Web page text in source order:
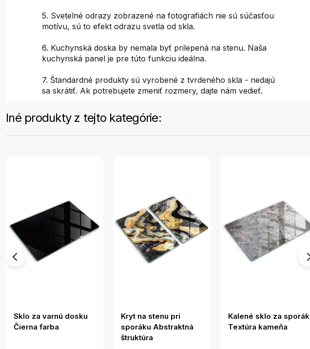
5. Svetelné odrazy zobrazené na fotografiách nie sú súčasťou
motívu, sú to efekt odrazu svetla od skla.
6. Kuchynská doska by nemala byť prilepená na stenu. Naša
kuchynská panel je pre túto funkciu ideálna.
7. Štandardné produkty sú vyrobené z tvrdeného skla - nedajú
sa skrátiť. Ak potrebujete zmeniť rozmery, dajte nám vedieť.
Iné produkty z tejto kategórie:
Sklo za varnú dosku
Čierna farba
Kryt na stenu pri
sporáku Abstraktná
štruktúra
Kalené sklo za sporák
Textúra kameňa